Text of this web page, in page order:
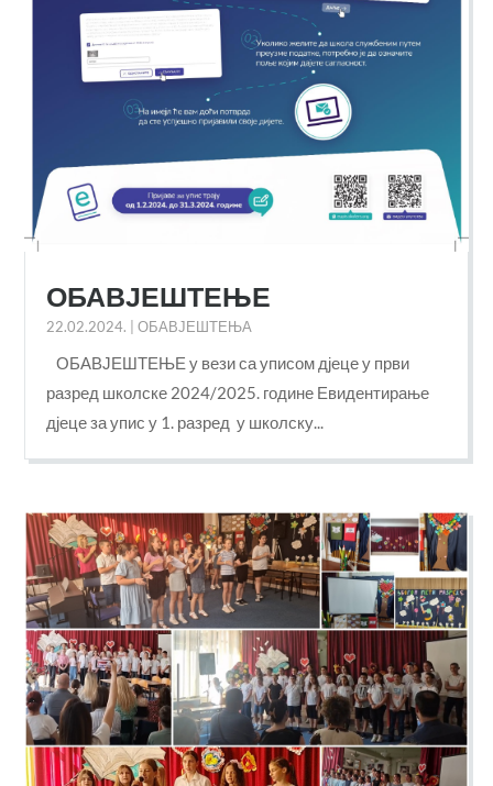
ОБАВЈЕШТЕЊЕ
22.02.2024. |ОБАВЈЕШТЕЊА
ОБАВЈЕШТЕЊЕ у вези са уписом дјеце у први
разред школске 2024/2025. године Евидентирање
дјеце за упис у 1. разред у школску...